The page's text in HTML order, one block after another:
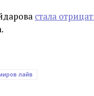
стала
лайв